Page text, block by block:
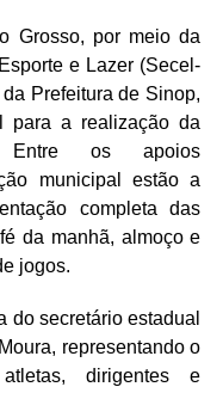
Grosso, por meio da
e Lazer (Secel-
Prefeitura de Sinop,
para a realização da
Entre os apoios
municipal estão a
completa das
da manhã, almoço e
jogos.
do secretário estadual
representando o
dirigentes e